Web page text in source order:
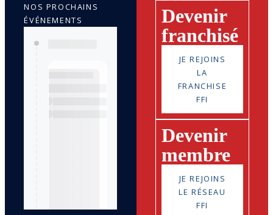
Devenir
franchisé
JE REJOINS
LA
FRANCHISE
FFI
Devenir
membre
JE REJOINS
LE RÉSEAU
FFI
NOS PROCHAINS
ÉVÉNEMENTS